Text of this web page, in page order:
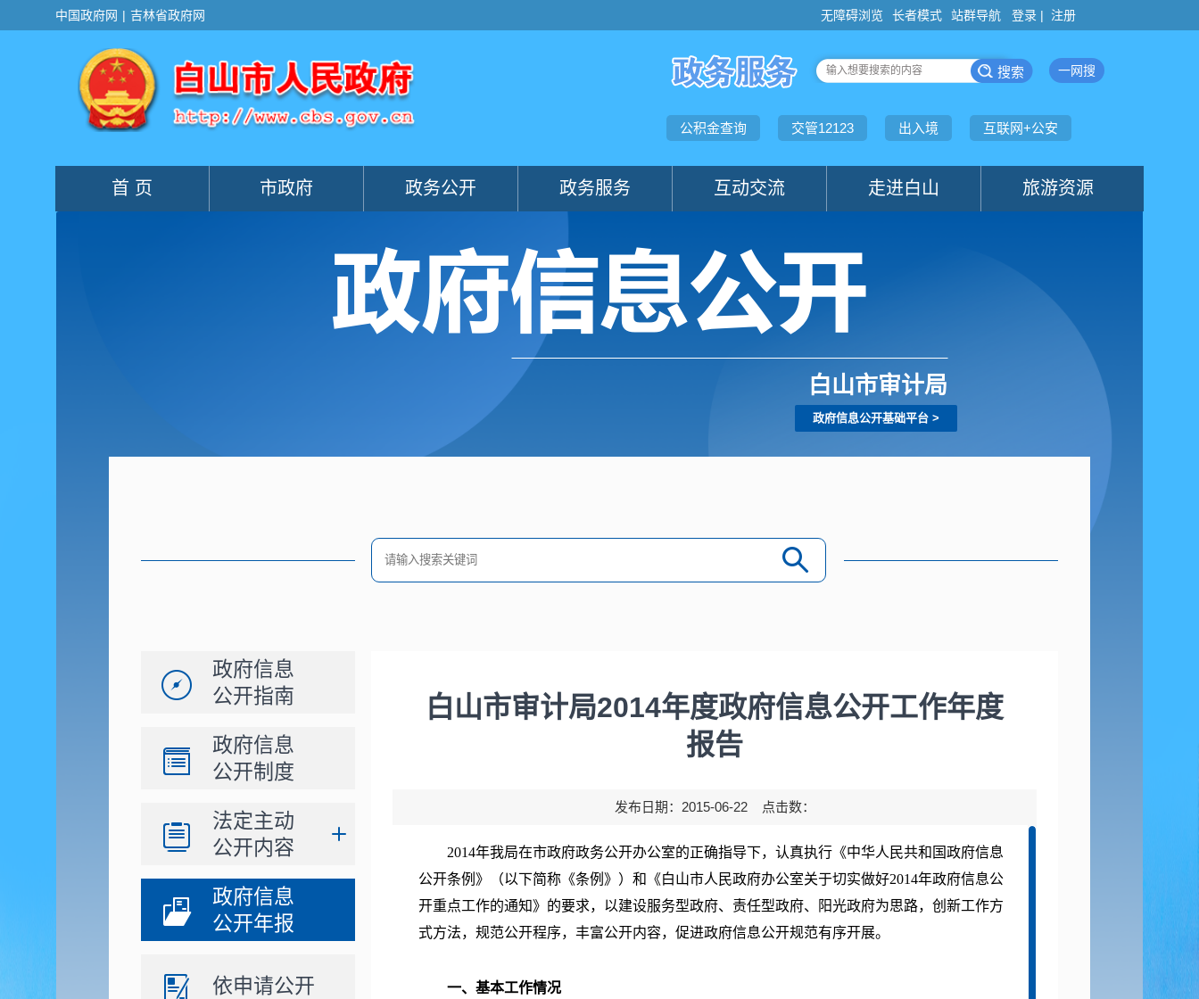
登录 | 注册
白山市审计局
政府信息公开基础平台 >
政府信息
公开指南
政府信息
公开制度
法定主动
公开内容
政府信息
公开年报
依申请公开
白山市审计局2014年度政府信息公开工作年度
报告
发布日期：2015-06-22 点击数：
2014年我局在市政府政务公开办公室的正确指导下，认真执行《中华人民共和国政府信息
公开条例》（以下简称《条例》）和《白山市人民政府办公室关于切实做好2014年政府信息公
开重点工作的通知》的要求，以建设服务型政府、责任型政府、阳光政府为思路，创新工作方
式方法，规范公开程序，丰富公开内容，促进政府信息公开规范有序开展。
一、基本工作情况